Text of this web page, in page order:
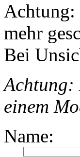
Achtung:
mehr
Bei
Achtung:
einem
Name: